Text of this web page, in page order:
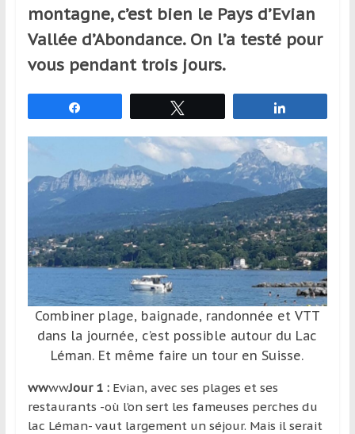
sport,
qui
se
déplacent
en
France
l’étranger
pour
assouvir
passion,
tout
profitant
découverte
culturelle
pays
montagne, c’est bien le Pays d’Evian
Vallée d’Abondance. On l’a testé pour
vous pendant trois jours.
Combiner plage, baignade, randonnée et VTT
dans la journée, c’est possible autour du Lac
Léman. Et même faire un tour en Suisse.
wwwwJour 1 : Evian, avec ses plages et ses
restaurants -où l’on sert les fameuses perches du
lac Léman- vaut largement un séjour. Mais il serait